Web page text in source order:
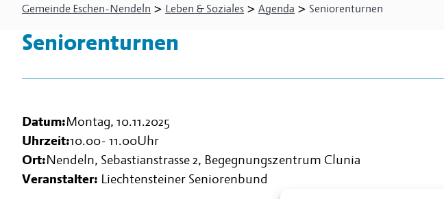
Gemeinde Eschen-Nendeln > Leben & Soziales > Agenda > Seniorenturnen
Seniorenturnen
Datum:Montag, 10.11.2025
Uhrzeit:10.00- 11.00Uhr
Ort:Nendeln, Sebastianstrasse 2, Begegnungszentrum Clunia
Veranstalter: Liechtensteiner Seniorenbund